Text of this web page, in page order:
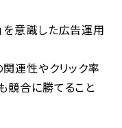
を意識した広告運用
関連性やクリック率
競合に勝てること